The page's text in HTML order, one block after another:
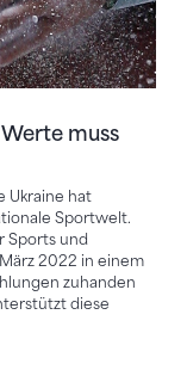
muss
Ukraine hat
Sportwelt.
Sports und
2022 in einem
zuhanden
diese